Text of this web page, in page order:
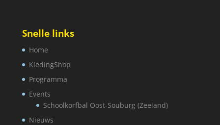
Snelle links
Home
KledingShop
Programma
Events
Schoolkorfbal Oost-Souburg (Zeeland)
Nieuws